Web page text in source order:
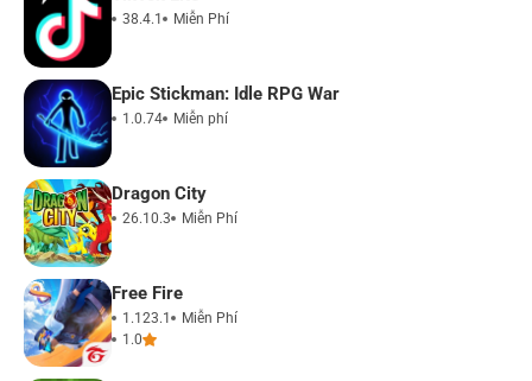
38.4.1 Miễn Phí
Epic Stickman: Idle RPG War
1.0.74 Miễn phí
Dragon City
26.10.3 Miễn Phí
Free Fire
1.123.1
Miễn Phí
1.0